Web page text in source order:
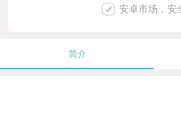
安卓市场，安
简介